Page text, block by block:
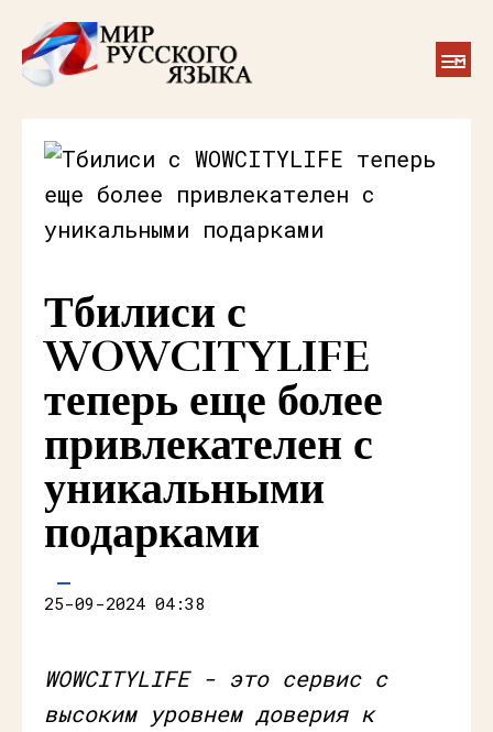
Тбилиси с
WOWCITYLIFE
теперь еще более
привлекателен с
уникальными
подарками
25-09-2024 04:38
WOWCITYLIFE - это сервис с
высоким уровнем доверия к